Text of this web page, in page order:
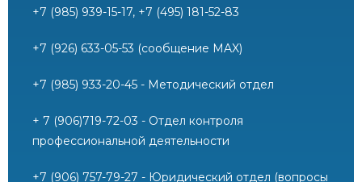
+7 (985) 939-15-17, +7 (495) 181-52-83
+7 (926) 633-05-53 (сообщение MAX)
+7 (985) 933-20-45 - Методический отдел
+ 7 (906)719-72-03 - Отдел контроля
профессиональной деятельности
+7 (906) 757-79-27 - Юридический отдел (вопросы